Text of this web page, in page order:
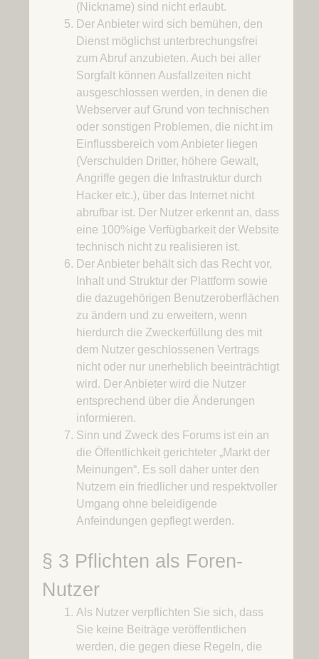
(Nickname) sind nicht erlaubt.
Der Anbieter wird sich bemühen, den
Dienst möglichst unterbrechungsfrei
zum Abruf anzubieten. Auch bei aller
Sorgfalt können Ausfallzeiten nicht
ausgeschlossen werden, in denen die
Webserver auf Grund von technischen
oder sonstigen Problemen, die nicht im
Einflussbereich vom Anbieter liegen
(Verschulden Dritter, höhere Gewalt,
Angriffe gegen die Infrastruktur durch
Hacker etc.), über das Internet nicht
abrufbar ist. Der Nutzer erkennt an, dass
eine 100%ige Verfügbarkeit der Website
technisch nicht zu realisieren ist.
Der Anbieter behält sich das Recht vor,
Inhalt und Struktur der Plattform sowie
die dazugehörigen Benutzeroberflächen
zu ändern und zu erweitern, wenn
hierdurch die Zweckerfüllung des mit
dem Nutzer geschlossenen Vertrags
nicht oder nur unerheblich beeinträchtigt
wird. Der Anbieter wird die Nutzer
entsprechend über die Änderungen
informieren.
Sinn und Zweck des Forums ist ein an
die Öffentlichkeit gerichteter „Markt der
Meinungen“. Es soll daher unter den
Nutzern ein friedlicher und respektvoller
Umgang ohne beleidigende
Anfeindungen gepflegt werden.
§ 3 Pflichten als Foren-
Nutzer
Als Nutzer verpflichten Sie sich, dass
Sie keine Beiträge veröffentlichen
werden, die gegen diese Regeln, die